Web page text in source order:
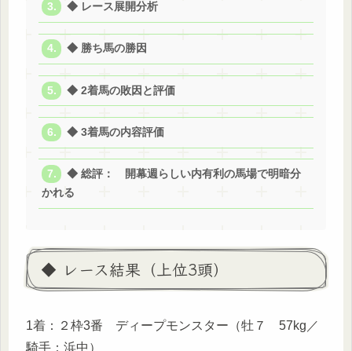
◆ レース展開分析
◆ 勝ち馬の勝因
◆ 2着馬の敗因と評価
◆ 3着馬の内容評価
◆ 総評： 開幕週らしい内有利の馬場で明暗分
かれる
◆ レース結果（上位3頭）
1着：２枠3番 ディープモンスター（牡７ 57kg／
騎手：浜中）